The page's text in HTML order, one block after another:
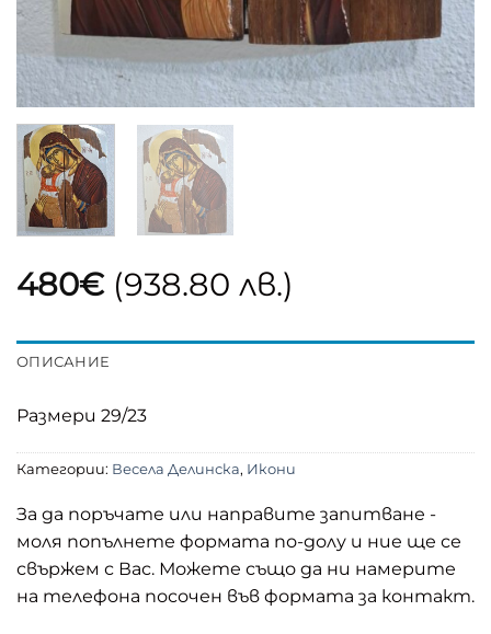
480€ (938.80 лв.)
ОПИСАНИЕ
Размери 29/23
Категории: Весела Делинска, Икони
За да поръчате или направите запитване -
моля попълнете формата по-долу и ние ще се
свържем с Вас. Можете също да ни намерите
на телефона посочен във формата за контакт.